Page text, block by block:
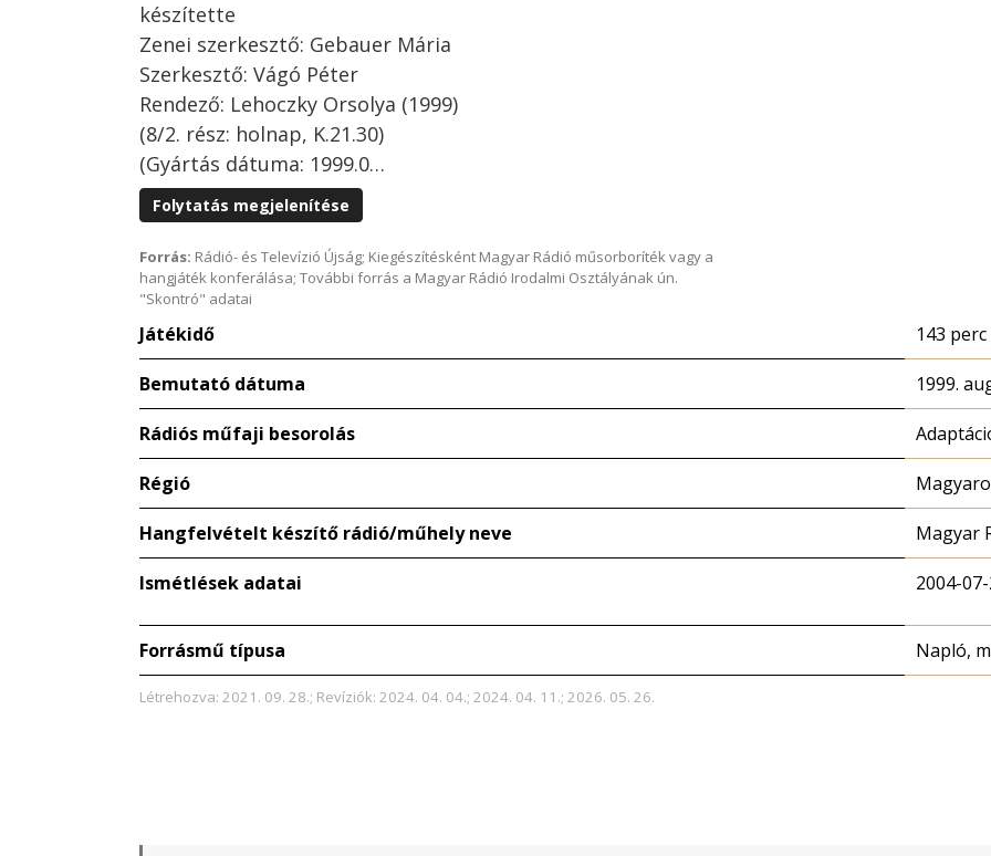
készítette
Zenei szerkesztő: Gebauer Mária
Szerkesztő: Vágó Péter
Rendező: Lehoczky Orsolya (1999)
(8/2. rész: holnap, K.21.30)
(Gyártás dátuma: 1999.0…
Folytatás megjelenítése
Forrás: Rádió- és Televízió Újság; Kiegészítésként Magyar Rádió műsorboríték vagy a
hangjáték konferálása; További forrás a Magyar Rádió Irodalmi Osztályának ún.
"Skontró" adatai
Játékidő 143 perc
Bemutató dátuma 1999.
Rádiós műfaji besorolás
Régió
Hangfelvételt készítő rádió/műhely neve Magyar
Ismétlések adatai 2004-
Forrásmű típusa Napló,
Létrehozva: 2021. 09. 28.; Revíziók: 2024. 04. 04.; 2024. 04. 11.; 2026. 05. 26.